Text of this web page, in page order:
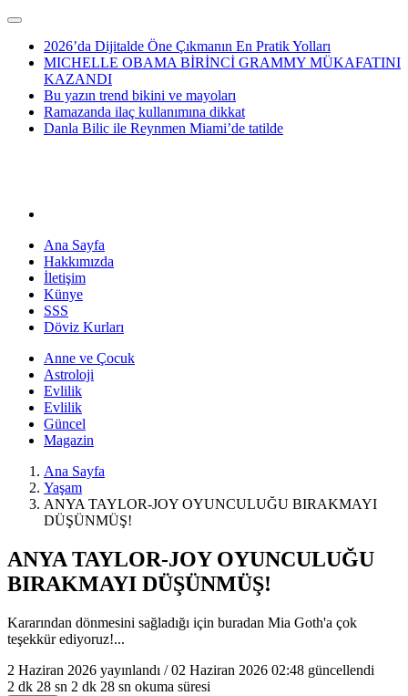
2026’da Dijitalde Öne Çıkmanın En Pratik Yolları
MICHELLE OBAMA BİRİNCİ GRAMMY MÜKAFATINI
KAZANDI
Bu yazın trend bikini ve mayoları
Ramazanda ilaç kullanımına dikkat
Danla Bilic ile Reynmen Miami’de tatilde
Ana Sayfa
Hakkımızda
İletişim
Künye
SSS
Döviz Kurları
Anne ve Çocuk
Astroloji
Evlilik
Evlilik
Güncel
Magazin
Ana Sayfa
Yaşam
ANYA TAYLOR-JOY OYUNCULUĞU BIRAKMAYI
DÜŞÜNMÜŞ!
ANYA TAYLOR-JOY OYUNCULUĞU
BIRAKMAYI DÜŞÜNMÜŞ!
Kararından dönmesini sağladığı için buradan Mia Goth'a çok
teşekkür ediyoruz!...
2 Haziran 2026 yayınlandı /02 Haziran 2026 02:48 güncellendi
2 dk 28 sn 2 dk 28 sn okuma süresi